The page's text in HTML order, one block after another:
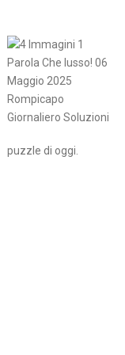
puzzle di oggi.